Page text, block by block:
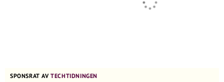
SPONSRAT AVTECHTIDNINGEN